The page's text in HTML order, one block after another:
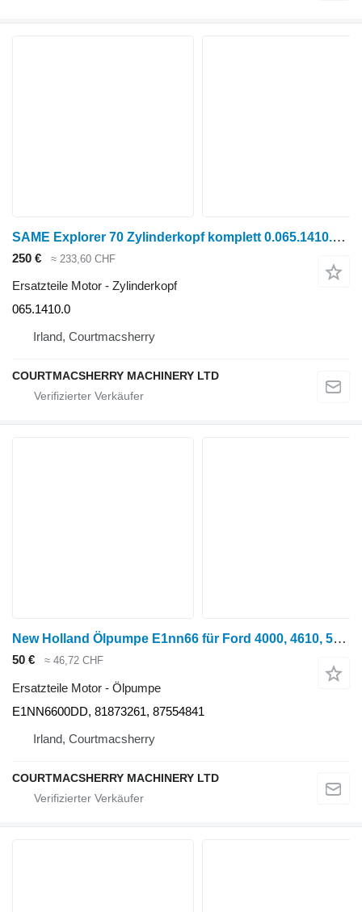
SAME Explorer 70 Zylinderkopf komplett 0.065.1410.3/10; 0.065.1410.3/2 065.1410.0 für SAME Explorer 70 Radtraktor
250 € ≈ 233,60 CHF
Ersatzteile Motor - Zylinderkopf
065.1410.0
Irland, Courtmacsherry
COURTMACSHERRY MACHINERY LTD
New Holland Ölpumpe E1nn66 für Ford 4000, 4610, 5600, 2910, 5610 Motoren E1NN6600DD für Radtraktor
50 € ≈ 46,72 CHF
Ersatzteile Motor - Ölpumpe
E1NN6600DD, 81873261, 87554841
Irland, Courtmacsherry
COURTMACSHERRY MACHINERY LTD